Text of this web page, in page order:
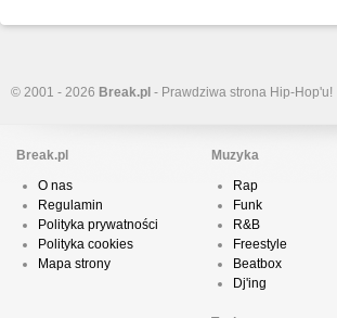
© 2001 - 2026 Break.pl - Prawdziwa strona Hip-Hop'u!
Break.pl
O nas
Regulamin
Polityka prywatności
Polityka cookies
Mapa strony
Muzyka
Rap
Funk
R&B
Freestyle
Beatbox
Dj'ing